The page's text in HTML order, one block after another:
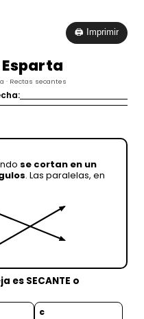
🖨 Imprimir
· Rectas secantes
se cortan en un
. Las paralelas, en
es SECANTE o
c